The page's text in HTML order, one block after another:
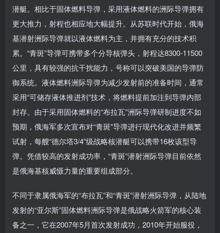
潜艇。相比于固体燃料导弹，采用液体燃料的洲际导弹拥有
更大推力，射程也相应地大幅提升。从苏联时代开始，俄海
基潜射洲际导弹就以液体燃料为主，并拥有充分的技术积
累。“青斑”导弹可携带多个分导核弹头，射程达8300-11500
公里，具有较强的抗干扰能力，号称可以突破美国的导弹防
御系统。液体燃料洲际导弹为减少发射前的准备时间，通常
采用“可储存液体推进剂”技术，将燃料提前加注到导弹内部
封存。由于采用固体燃料的“布拉瓦”洲际导弹研制进度不如
预期，俄海军多次宣布对“青斑”导弹进行现代化改进并频繁
试射，每艘“德尔塔3/4”级战略核潜艇可以携带16枚该型导
弹。凭借较高的发射成功率，“青斑”潜射洲际导弹目前依然
是俄海基核威慑力量的重要组成部分。
不同于隶属俄海军的“布拉瓦”和“青斑”潜射洲际导弹，从陆地
发射的“亚尔斯”固体燃料洲际导弹是俄战略火箭军的核心装
备之一，它在2007年5月首次发射成功，2010年开始服役，